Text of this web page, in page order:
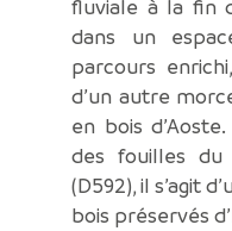
fluviale à la fin
dans un
parcours
d’un autre
en bois
des fouilles du
(D592), il s’agit
bois préservés